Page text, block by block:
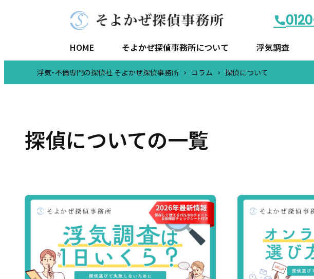
HOME そよかぜ探偵事務所について
代表挨拶
浮気調査
浮気・不倫専門の探偵社 そよかぜ探偵事務所 コラム 探偵について
探偵についての一覧